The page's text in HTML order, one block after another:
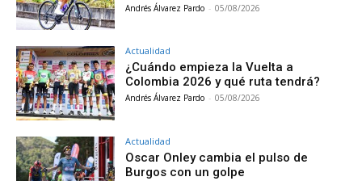
Andrés Álvarez Pardo - 05/08/2026
Actualidad
¿Cuándo empieza la Vuelta a
Colombia 2026 y qué ruta tendrá?
Andrés Álvarez Pardo - 05/08/2026
Actualidad
Oscar Onley cambia el pulso de
Burgos con un golpe